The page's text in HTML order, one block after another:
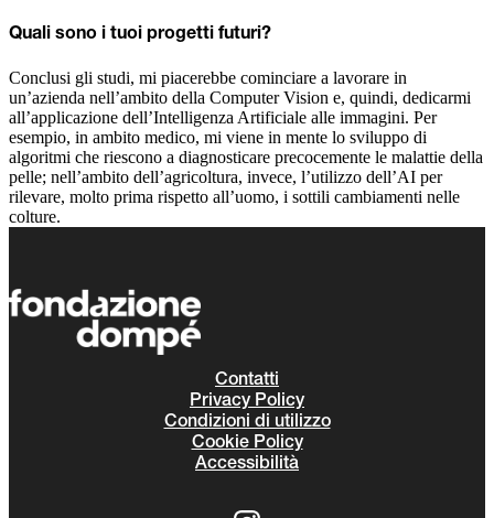
Quali sono i tuoi progetti futuri?
Conclusi gli studi, mi piacerebbe cominciare a lavorare in
un’azienda nell’ambito della Computer Vision e, quindi, dedicarmi
all’applicazione dell’Intelligenza Artificiale alle immagini. Per
esempio, in ambito medico, mi viene in mente lo sviluppo di
algoritmi che riescono a diagnosticare precocemente le malattie della
pelle; nell’ambito dell’agricoltura, invece, l’utilizzo dell’AI per
rilevare, molto prima rispetto all’uomo, i sottili cambiamenti nelle
colture.
Contatti
Privacy Policy
Condizioni di utilizzo
Cookie Policy
Accessibilità